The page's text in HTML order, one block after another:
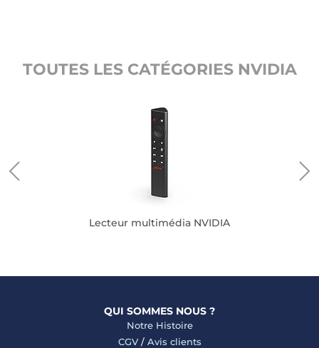
TOUTES LES CATÉGORIES NVIDIA
Lecteur multimédia NVIDIA
QUI SOMMES NOUS ?
Notre Histoire
CGV/ Avis clients